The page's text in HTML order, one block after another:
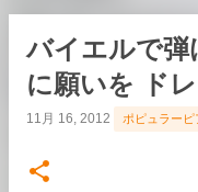
バイエルで弾
に願いを ド
11月 16, 2012 ポピュラーピ